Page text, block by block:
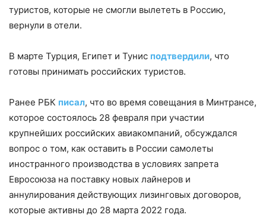
туристов, которые не смогли вылететь в Россию,
вернули в отели.
В марте Турция, Египет и Тунис подтвердили, что
готовы принимать российских туристов.
Ранее РБК писал, что во время совещания в Минтрансе,
которое состоялось 28 февраля при участии
крупнейших российских авиакомпаний, обсуждался
вопрос о том, как оставить в России самолеты
иностранного производства в условиях запрета
Евросоюза на поставку новых лайнеров и
аннулирования действующих лизинговых договоров,
которые активны до 28 марта 2022 года.